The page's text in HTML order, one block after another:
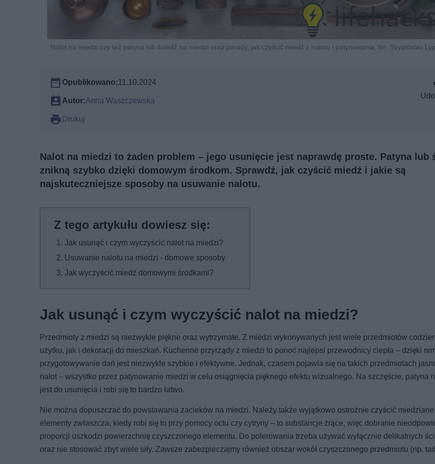
Nalot na miedzi czy też patyna lub śniedź na miedzi oraz porady, jak czyścić miedź z nalotu i patynowania, fot. Svyatoslav
Opublikowano:11.10.2024
Autor:Anna Waszczewska
Drukuj
Nalot na miedzi to żaden problem – jego usunięcie jest naprawdę proste. Patyna lub
znikną szybko dzięki domowym środkom. Sprawdź, jak czyścić miedź i jakie są
najskuteczniejsze sposoby na usuwanie nalotu.
Jak usunąć i czym wyczyścić nalot na miedzi?
Usuwanie nalotu na miedzi - domowe sposoby
Jak wyczyścić miedź domowymi środkami?
Jak usunąć i czym wyczyścić nalot na miedzi?
Przedmioty z miedzi są niezwykle piękne oraz wytrzymałe. Z miedzi wykonywanych jest wiele przedmiotów
użytku, jak i dekoracji do mieszkań. Kuchenne przyrządy z miedzi to ponoć najlepsi przewodnicy ciepła – dzięki
przygotowywanie dań jest niezwykle szybkie i efektywne. Jednak, czasem pojawia się na takich przedmiotach
nalot – wszystko przez patynowanie miedzi w celu osiągnięcia pięknego efektu wizualnego. Na szczęście, patyna
jest do usunięcia i robi się to bardzo łatwo.
Nie można dopuszczać do powstawania zacieków na miedzi. Należy także wyjątkowo ostrożnie czyścić miedziane
elementy zwłaszcza, kiedy robi się to przy pomocy octu czy cytryny – to substancje żrące, więc dobranie
proporcji uszkodzi powierzchnię czyszczonego elementu. Do polerowania trzeba używać wyłącznie delikatnych
oraz nie stosować zbyt wiele siły. Zawsze zabezpieczajmy również obszar wokół czyszczonego przedmiotu (np.